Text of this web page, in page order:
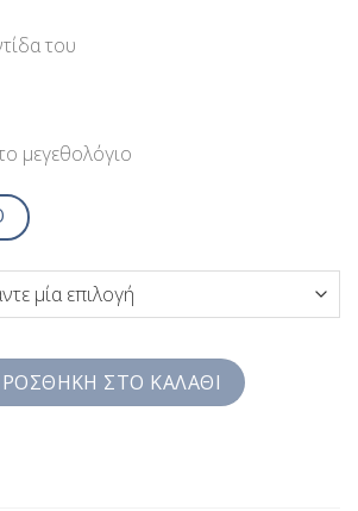
του
μεγεθολόγιο
Μπλε Σιέλ Λευκό Seersucker Slim Fit
ΣΤΟ ΚΑΛΆΘΙ